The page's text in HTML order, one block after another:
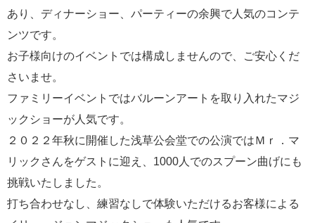
あり、ディナーショー、パーティーの余興で人気のコンテ
ンツです。
お子様向けのイベントでは構成しませんので、ご安心くだ
さいませ。
ファミリーイベントではバルーンアートを取り入れたマジ
ックショーが人気です。
２０２２年秋に開催した浅草公会堂での公演ではＭｒ．マ
リックさんをゲストに迎え、1000人でのスプーン曲げにも
挑戦いたしました。
打ち合わせなし、練習なしで体験いただけるお客様による